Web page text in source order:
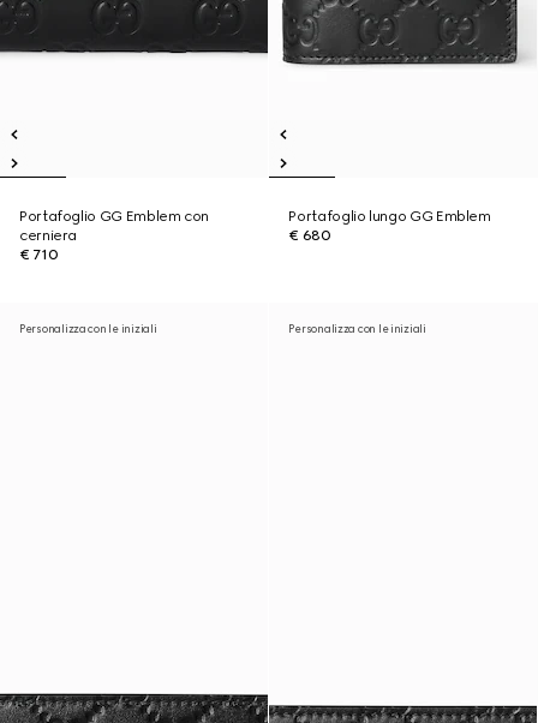
Portafoglio GG Emblem con
cerniera
€ 710
Portafoglio lungo GG Emblem
€ 680
Personalizza con le iniziali Personalizza con le iniziali